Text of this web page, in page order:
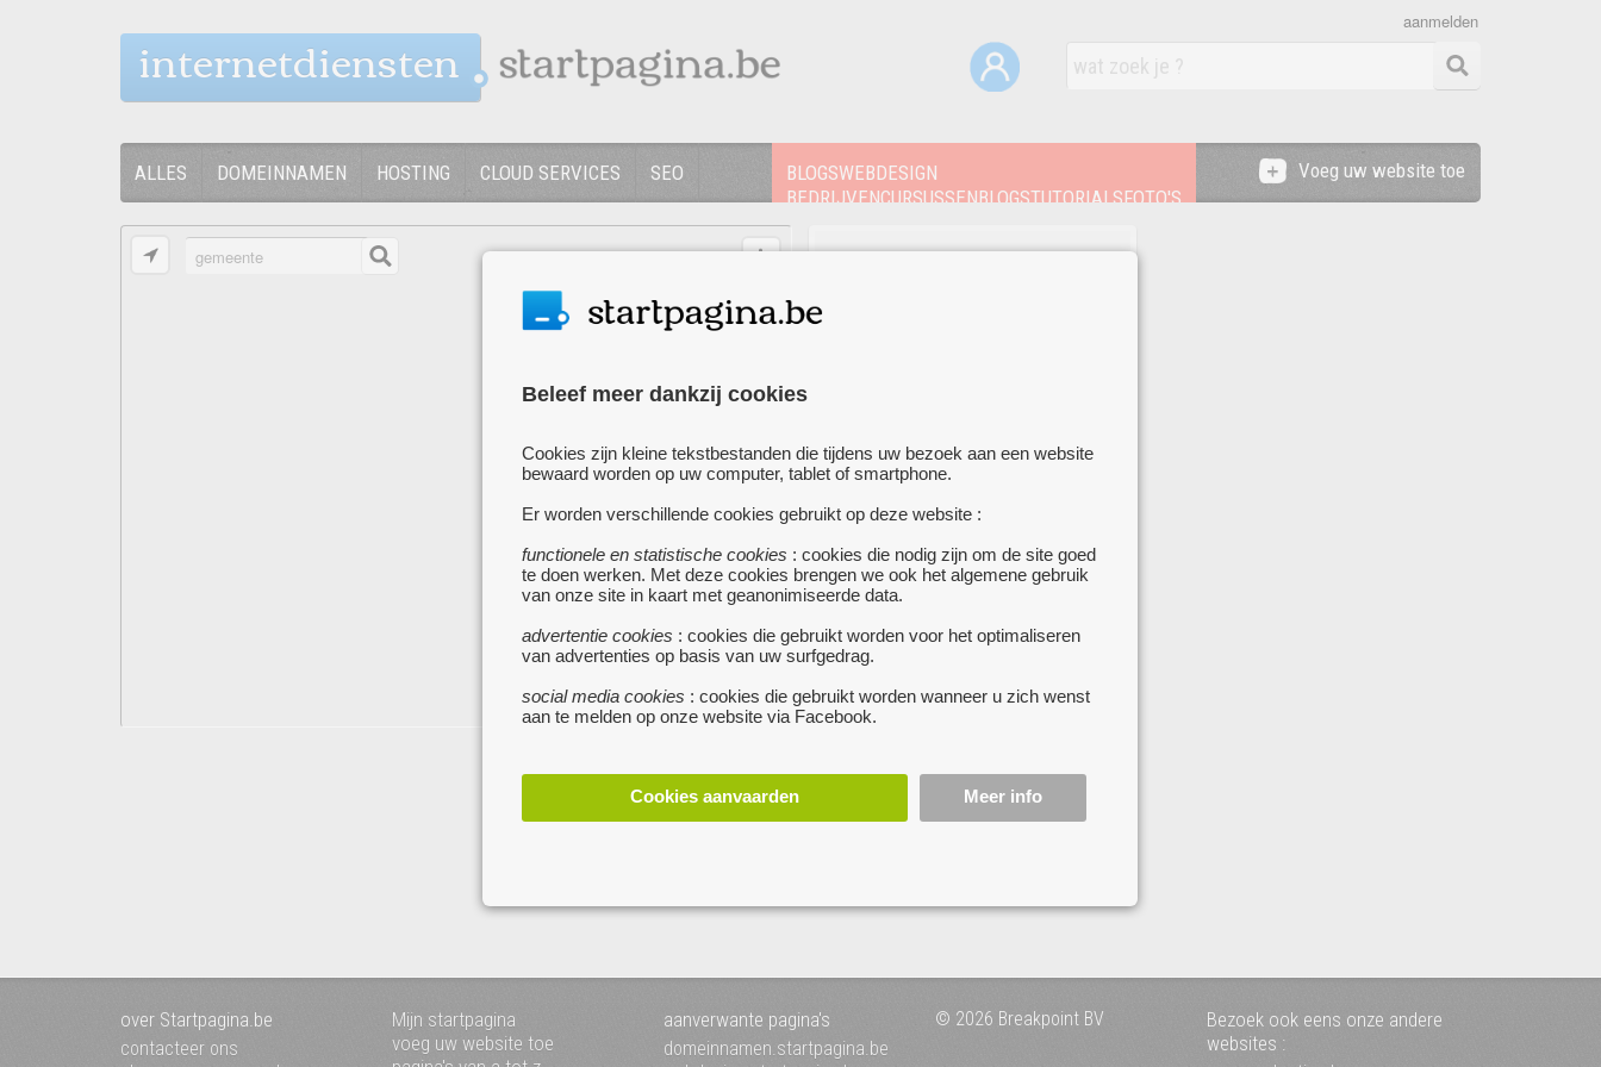
Beleef meer dankzij cookies
Cookies zijn kleine tekstbestanden die tijdens uw bezoek aan een website
bewaard worden op uw computer, tablet of smartphone.
Er worden verschillende cookies gebruikt op deze website :
functionele en statistische cookies : cookies die nodig zijn om de site goed
te doen werken. Met deze cookies brengen we ook het algemene gebruik
van onze site in kaart met geanonimiseerde data.
advertentie cookies : cookies die gebruikt worden voor het optimaliseren
van advertenties op basis van uw surfgedrag.
social media cookies : cookies die gebruikt worden wanneer u zich wenst
aan te melden op onze website via Facebook.
Cookies aanvaarden Meer info
internetdiensten
aanmelden
Voeg uw website toe
BLOGSWEBDESIGN
BEDRIJVENCURSUSSENBLOGSTUTORIALSFOTO'S
ZOEKENMEER WEBDESIGN
ALLES DOMEINNAMEN HOSTING CLOUD SERVICES SEO
over Startpagina.be
contacteer ons
Mijn startpagina
voeg uw website toe
aanverwante pagina's
domeinnamen.startpagina.be
© 2026 Breakpoint BV
Bezoek ook eens onze andere
websites :